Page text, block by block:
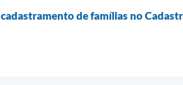
de famílias no